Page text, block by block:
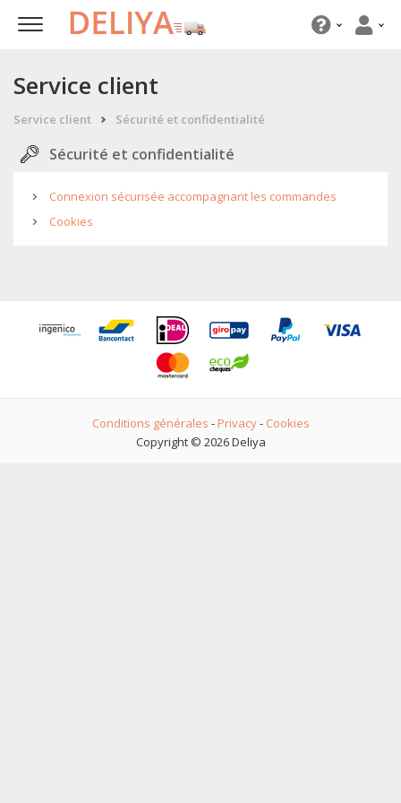
Service client
Service client Sécurité et confidentialité
Sécurité et confidentialité
Connexion sécurisée accompagnant les commandes
Cookies
Conditions générales - Privacy- Cookies
Copyright © 2026 Deliya